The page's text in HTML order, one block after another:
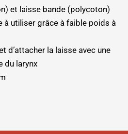
et laisse bande (polycoton)
à utiliser grâce à faible poids à
d’attacher la laisse avec une
du larynx